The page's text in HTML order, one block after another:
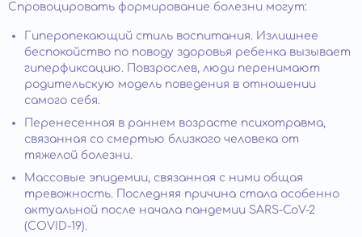
Спровоцировать формирование болезни могут:
Гиперопекающий стиль воспитания. Излишнее
беспокойство по поводу здоровья ребенка вызывает
гиперфиксацию. Повзрослев, люди перенимают
родительскую модель поведения в отношении
самого себя.
Перенесенная в раннем возрасте психотравма,
связанная со смертью близкого человека от
тяжелой болезни.
Массовые эпидемии, связанная с ними общая
тревожность. Последняя причина стала особенно
актуальной после начала пандемии SARS-CoV-2
(COVID-19).